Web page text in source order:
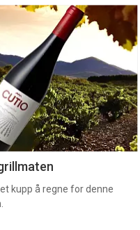
kupp å regne for denne